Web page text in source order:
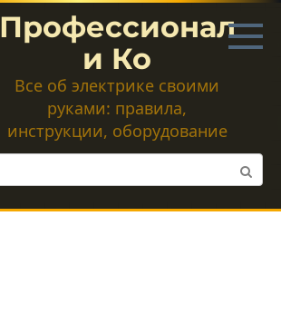
Профессионал
и Ко
Все об электрике своими
руками: правила,
инструкции, оборудование